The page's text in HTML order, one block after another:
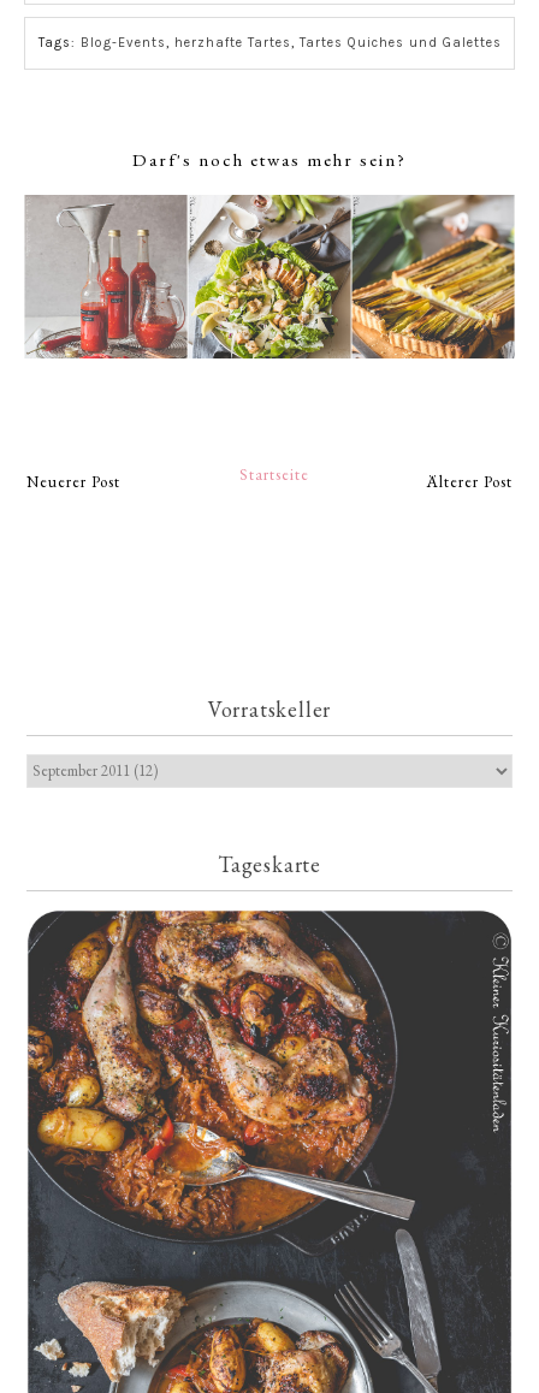
Tags: Blog-Events herzhafte Tartes ,Tartes Quiches und Galettes
Darf's noch etwas mehr sein?
Neuerer Post Älterer Post
Startseite
Vorratskeller
Tageskarte
Geschmorte Hähnchenschenkel auf Paprikakraut und kleinen
Kartoffeln